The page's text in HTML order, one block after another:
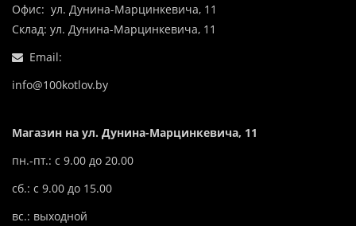
Офис: ул. Дунина-Марцинкевича, 11
Склад: ул. Дунина-Марцинкевича, 11
Email:
info@100kotlov.by
Магазин на ул. Дунина-Марцинкевича, 11
пн.-пт.: с 9.00 до 20.00
сб.: с 9.00 до 15.00
вс.: выходной